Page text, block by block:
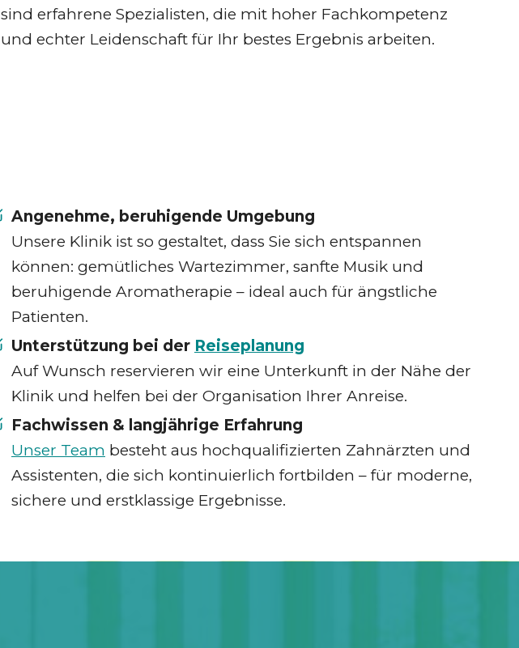
sind erfahrene Spezialisten, die mit hoher Fachkompetenz
und echter Leidenschaft für Ihr bestes Ergebnis arbeiten.
Angenehme, beruhigende Umgebung
Unsere Klinik ist so gestaltet, dass Sie sich entspannen
können: gemütliches Wartezimmer, sanfte Musik und
beruhigende Aromatherapie – ideal auch für ängstliche
Patienten.
Unterstützung bei der Reiseplanung
Auf Wunsch reservieren wir eine Unterkunft in der Nähe der
Klinik und helfen bei der Organisation Ihrer Anreise.
Fachwissen & langjährige Erfahrung
Unser Team besteht aus hochqualifizierten Zahnärzten und
Assistenten, die sich kontinuierlich fortbilden – für moderne,
sichere und erstklassige Ergebnisse.